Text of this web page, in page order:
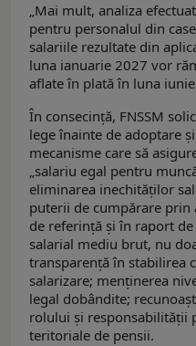
„Mai mult, analiza
pentru personalul din
salariile rezultate din
luna ianuarie 2027 vor
aflate în plată în luna iunie
În consecință, FNSSM
lege înainte de adoptare
mecanisme care să
„salariu egal pentru
eliminarea inechităților
puterii de cumpărare prin
de referință și în raport
salarial mediu brut, nu
transparență în stabilirea
salarizare; menținerea
legal dobândite;
rolului și responsabilității
teritoriale de pensii.